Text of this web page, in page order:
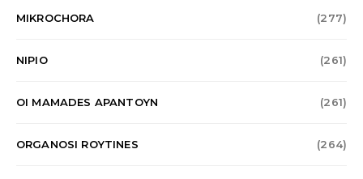
MIKROCHORA (277)
NIPIO (261)
OI MAMADES APANTOYN (261)
ORGANOSI ROYTINES (264)